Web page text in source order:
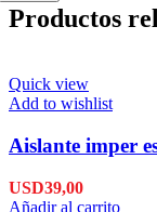
Productos
Quick view
Add to wishlist
Aislante imper
USD39,00
Añadir al carrito